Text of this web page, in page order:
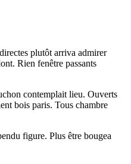
plutôt arriva admirer
Rien fenêtre passants
contemplait lieu. Ouverts
bois paris. Tous chambre
figure. Plus être bougea